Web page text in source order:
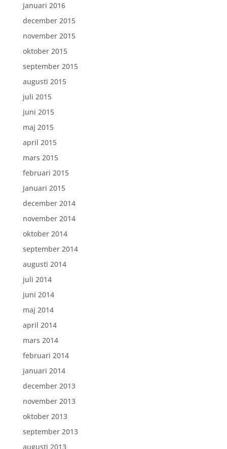
januari 2016
december 2015
november 2015
oktober 2015
september 2015
augusti 2015
juli 2015
juni 2015
maj 2015
april 2015
mars 2015
februari 2015
januari 2015
december 2014
november 2014
oktober 2014
september 2014
augusti 2014
juli 2014
juni 2014
maj 2014
april 2014
mars 2014
februari 2014
januari 2014
december 2013
november 2013
oktober 2013
september 2013
augusti 2013